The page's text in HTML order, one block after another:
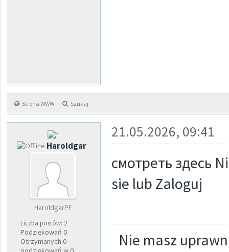
Strona WWW Szukaj
Haroldgar
HaroldgarPF
Liczba postów: 2
Podziękowań 0
Otrzymanych 0
21.05.2026, 09:41
смотреть здесь
sie lub Zaloguj
Nie masz